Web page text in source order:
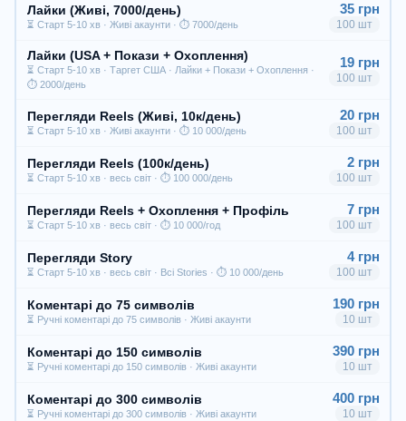
Лайки (Живі, 7000/день)
⏳ Старт 5-10 хв · Живі акаунти · ⏱ 7000/день
35 грн
100 шт
Лайки (USA + Покази + Охоплення)
⏳ Старт 5-10 хв · Таргет США · Лайки + Покази + Охоплення ·
⏱ 2000/день
19 грн
100 шт
Перегляди Reels (Живі, 10к/день)
⏳ Старт 5-10 хв · Живі акаунти · ⏱ 10 000/день
20 грн
100 шт
Перегляди Reels (100к/день)
⏳ Старт 5-10 хв · весь світ · ⏱ 100 000/день
2 грн
100 шт
Перегляди Reels + Охоплення + Профіль
⏳ Старт 5-10 хв · весь світ · ⏱ 10 000/год
7 грн
100 шт
Перегляди Story
⏳ Старт 5-10 хв · весь світ · Всі Stories · ⏱ 10 000/день
4 грн
100 шт
Коментарі до 75 символів
⏳ Ручні коментарі до 75 символів · Живі акаунти
190 грн
10 шт
Коментарі до 150 символів
⏳ Ручні коментарі до 150 символів · Живі акаунти
390 грн
10 шт
Коментарі до 300 символів
⏳ Ручні коментарі до 300 символів · Живі акаунти
400 грн
10 шт